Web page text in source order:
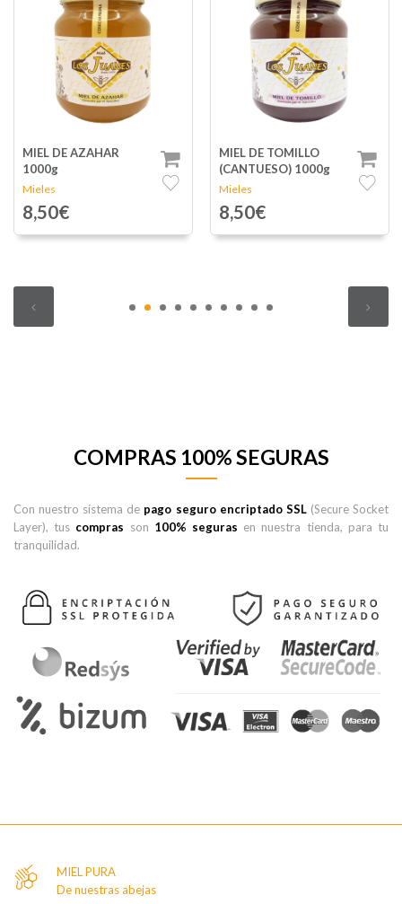
MIEL DE TOMILLO
(CANTUESO) 1000g
Mieles
8,50€
MIEL DE LAVANDA
1000g
Mieles
9,75€
COMPRAS 100% SEGURAS
Con nuestro sistema de pago seguro encriptado SSL(Secure Socket
Layer), tus compras son 100% seguras en nuestra tienda, para tu
tranquilidad.
MIEL PURA
De nuestras abejas